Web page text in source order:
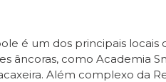
é um dos principais
âncoras, como Academia
Além complexo da